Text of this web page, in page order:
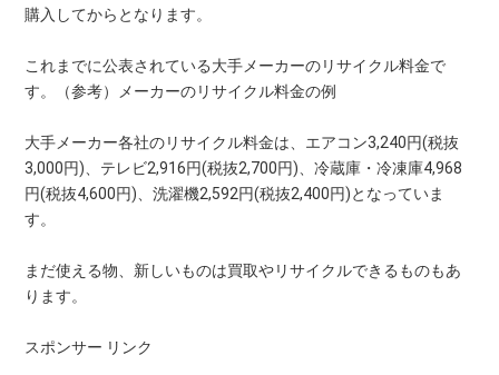
購入してからとなります。
これまでに公表されている大手メーカーのリサイクル料金で
す。（参考）メーカーのリサイクル料金の例
大手メーカー各社のリサイクル料金は、エアコン3,240円(税抜
3,000円)、テレビ2,916円(税抜2,700円)、冷蔵庫・冷凍庫4,968
円(税抜4,600円)、洗濯機2,592円(税抜2,400円)となっていま
す。
まだ使える物、新しいものは買取やリサイクルできるものもあ
ります。
スポンサー リンク